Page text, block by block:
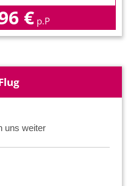
€ p.P
uns weiter